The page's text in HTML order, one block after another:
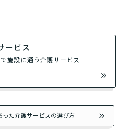
ービス
施設に通う介護サービス
った介護サービスの選び方